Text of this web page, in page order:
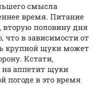
смысла
время. Питание
вторую половину дня
что в зависимости от
крупной щуки может
Кстати,
аппетит щуки
погоде в это время